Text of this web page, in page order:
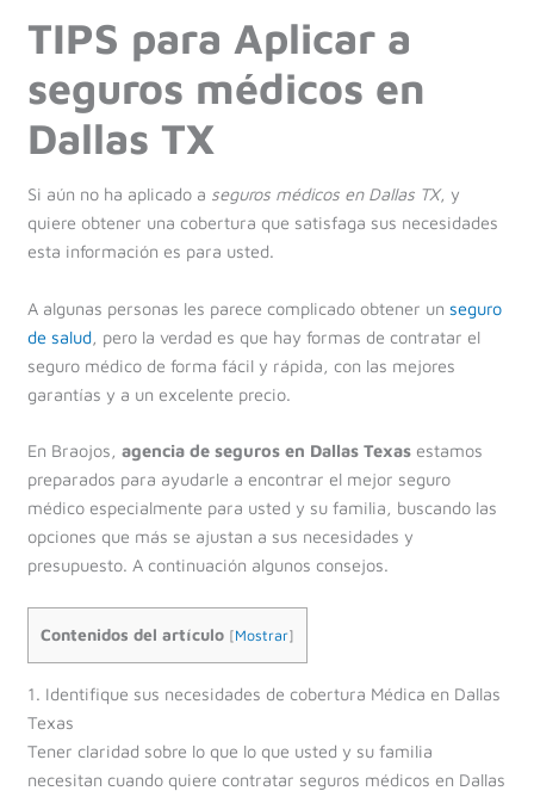
TIPS para Aplicar a
seguros médicos en
Dallas TX
Si aún no ha aplicado a seguros médicos en Dallas TX, y
quiere obtener una cobertura que satisfaga sus necesidades
esta información es para usted.
A algunas personas les parece complicado obtener un seguro
de salud, pero la verdad es que hay formas de contratar el
seguro médico de forma fácil y rápida, con las mejores
garantías y a un excelente precio.
En Braojos, agencia de seguros en Dallas Texasestamos
preparados para ayudarle a encontrar el mejor seguro
médico especialmente para usted y su familia, buscando las
opciones que más se ajustan a sus necesidades y
presupuesto. A continuación algunos consejos.
Contenidos del artículo [Mostrar]
1. Identifique sus necesidades de cobertura Médica en Dallas
Texas
Tener claridad sobre lo que lo que usted y su familia
necesitan cuando quiere contratar seguros médicos en Dallas